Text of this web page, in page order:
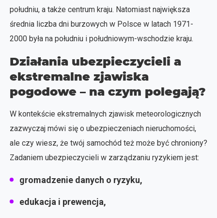
południu, a także centrum kraju. Natomiast największa
średnia liczba dni burzowych w Polsce w latach 1971-
2000 była na południu i południowym-wschodzie kraju.
Działania ubezpieczycieli a
ekstremalne zjawiska
pogodowe – na czym polegają?
W kontekście ekstremalnych zjawisk meteorologicznych
zazwyczaj mówi się o ubezpieczeniach nieruchomości,
ale czy wiesz, że twój samochód też może być chroniony?
Zadaniem ubezpieczycieli w zarządzaniu ryzykiem jest:
gromadzenie danych o ryzyku,
edukacja i prewencja,